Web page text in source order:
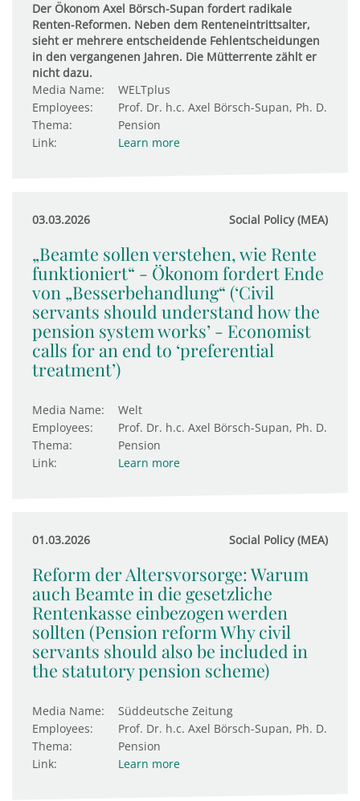
Der Ökonom Axel Börsch-Supan fordert radikale
Renten-Reformen. Neben dem Renteneintrittsalter,
sieht er mehrere entscheidende Fehlentscheidungen
in den vergangenen Jahren. Die Mütterrente zählt er
nicht dazu.
Media Name:
WELTplus
Employees:
Prof. Dr. h.c. Axel Börsch-Supan, Ph. D.
Thema:
Pension
Link:
Learn more
03.03.2026 Social Policy (MEA)
„Beamte sollen verstehen, wie Rente
funktioniert“ - Ökonom fordert Ende
von „Besserbehandlung“ (‘Civil
servants should understand how the
pension system works’ - Economist
calls for an end to ‘preferential
treatment’)
Media Name:
Welt
Employees:
Prof. Dr. h.c. Axel Börsch-Supan, Ph. D.
Thema:
Pension
Link:
Learn more
01.03.2026 Social Policy (MEA)
Reform der Altersvorsorge: Warum
auch Beamte in die gesetzliche
Rentenkasse einbezogen werden
sollten (Pension reform Why civil
servants should also be included in
the statutory pension scheme)
Media Name:
Süddeutsche Zeitung
Employees:
Prof. Dr. h.c. Axel Börsch-Supan, Ph. D.
Thema:
Pension
Link:
Learn more